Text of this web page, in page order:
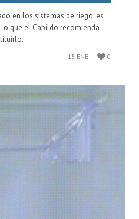
en los sistemas de riego, es
que el Cabildo recomienda
13 ENE 0